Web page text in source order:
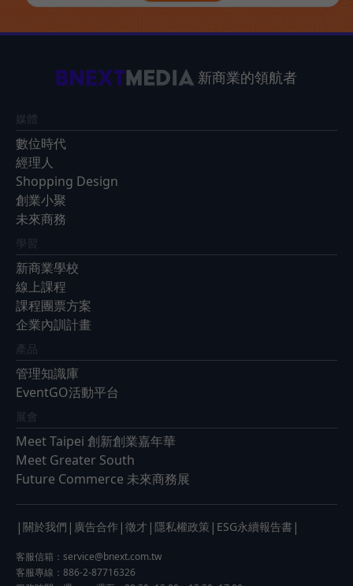
新商業的領航者
媒體
數位時代
經理人
Shopping Design
創業小聚
未來商務
學習
新商業學校
線上課程
課程團票方案
企業內訓計畫
產品
管理知識庫
EventGO活動平台
展會
Meet Taipei 創新創業嘉年華
Meet Greater South
Future Commerce 未來商務展
| 關於我們 | 廣告合作 | 徵才 | 隱私權政策 | ESG永續報告書 |
客服信箱： service@bnext.com.tw
客服專線：886-2-87716326